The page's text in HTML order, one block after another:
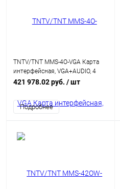
TNTV/TNT MMS-4O-VGA Карта
интерфейсная, VGA+AUDIO, 4
внешних выодных порта: HD-
конвертер
видеоразрешений/scaler;для
421 978.02 руб. / шт
Подробнее